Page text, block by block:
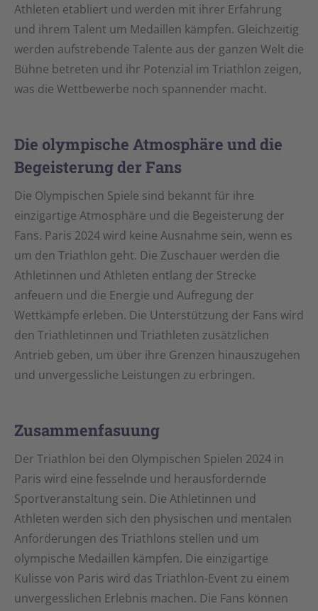
Athleten etabliert und werden mit ihrer Erfahrung
und ihrem Talent um Medaillen kämpfen. Gleichzeitig
werden aufstrebende Talente aus der ganzen Welt die
Bühne betreten und ihr Potenzial im Triathlon zeigen,
was die Wettbewerbe noch spannender macht.
Die olympische Atmosphäre und die
Begeisterung der Fans
Die Olympischen Spiele sind bekannt für ihre
einzigartige Atmosphäre und die Begeisterung der
Fans. Paris 2024 wird keine Ausnahme sein, wenn es
um den Triathlon geht. Die Zuschauer werden die
Athletinnen und Athleten entlang der Strecke
anfeuern und die Energie und Aufregung der
Wettkämpfe erleben. Die Unterstützung der Fans wird
den Triathletinnen und Triathleten zusätzlichen
Antrieb geben, um über ihre Grenzen hinauszugehen
und unvergessliche Leistungen zu erbringen.
Zusammenfasuung
Der Triathlon bei den Olympischen Spielen 2024 in
Paris wird eine fesselnde und herausfordernde
Sportveranstaltung sein. Die Athletinnen und
Athleten werden sich den physischen und mentalen
Anforderungen des Triathlons stellen und um
olympische Medaillen kämpfen. Die einzigartige
Kulisse von Paris wird das Triathlon-Event zu einem
unvergesslichen Erlebnis machen. Die Fans können